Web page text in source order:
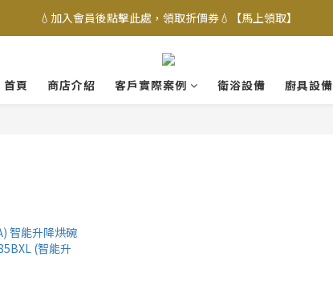
💧加入會員後點擊此處，領取折價券💧【馬上領取】
首頁
商店介紹 客戶實際案例 衛浴設備 廚具設備